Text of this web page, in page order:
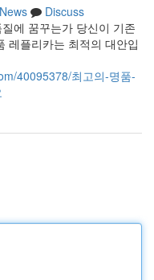
News
Discuss
에 꿈꾸는가 당신이 기존
레플리카는 최적의 대안입
40095378/최고의-명품-